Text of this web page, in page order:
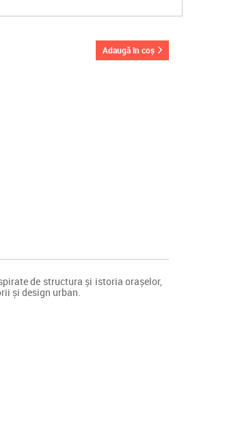
adaugă în coș
de structura și istoria orașelor,
și design urban.